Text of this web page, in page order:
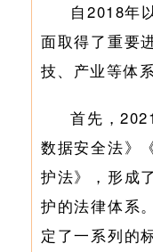
自2018年
面取得了重要
技、产业等体
首先，
数据安全法》
护法》，形成
护的法律体系
定了一系列的